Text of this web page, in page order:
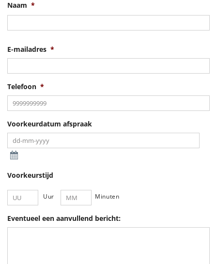
Naam *
E-mailadres *
Telefoon *
Voorkeurdatum afspraak
Voorkeurstijd
Uur Minuten
Eventueel een aanvullend bericht: